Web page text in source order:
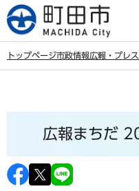
こ
の
す
トップページ市政情報広報・プレ
ら
広報まちだ